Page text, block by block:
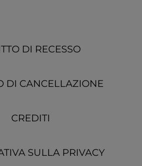
DI RECESSO
DI CANCELLAZIONE
CREDITI
SULLA PRIVACY